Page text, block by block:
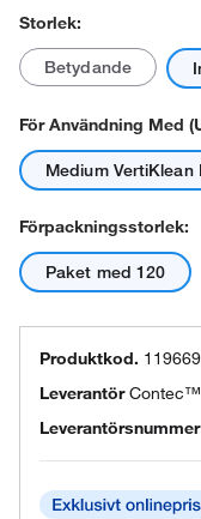
Storlek:
Betydande
För Användning Med
Medium VertiKlean
Förpackningsstorlek:
Paket med 120
Produktkod.
LeverantörContec™
Leverantörsnummer